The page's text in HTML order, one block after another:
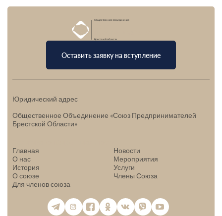
Общественное объединение
Брестской области
Оставить заявку на вступление
Юридический адрес
Общественное Объединение «Союз Предпринимателей
Брестской Области»
Главная
Новости
О нас
Мероприятия
История
Услуги
О союзе
Члены Союза
Для членов союза